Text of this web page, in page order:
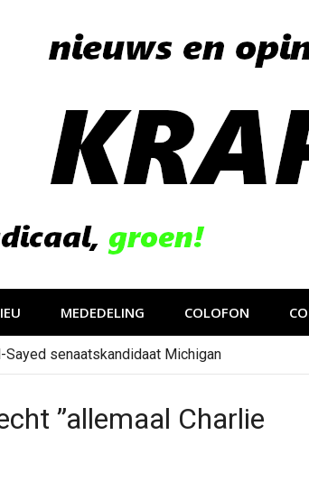
MEDEDELING COLOFON
senaatskandidaat Michigan
”allemaal Charlie